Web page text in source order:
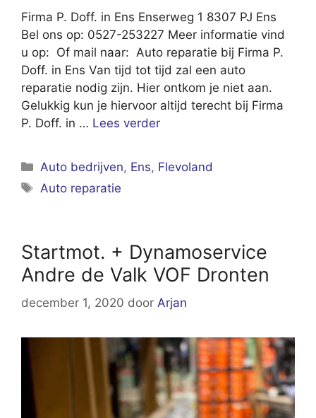
Firma P. Doff. in Ens Enserweg 1 8307 PJ Ens
Bel ons op: 0527-253227 Meer informatie vind
u op: Of mail naar: Auto reparatie bij Firma P.
Doff. in Ens Van tijd tot tijd zal een auto
reparatie nodig zijn. Hier ontkom je niet aan.
Gelukkig kun je hiervoor altijd terecht bij Firma
P. Doff. in … Lees verder
Categorieën
Auto bedrijven, Ens, Flevoland
Tags
Auto reparatie
Startmot. + Dynamoservice
Andre de Valk VOF Dronten
december 1, 2020 door Arjan